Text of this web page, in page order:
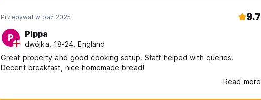
Przebywał w paź 2025 9.7
P Pippa
dwójka, 18-24, England
Great property and good cooking setup. Staff helped with queries.
Decent breakfast, nice homemade bread!
Read more